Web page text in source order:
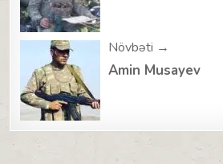
Növbəti →
Amin Musayev